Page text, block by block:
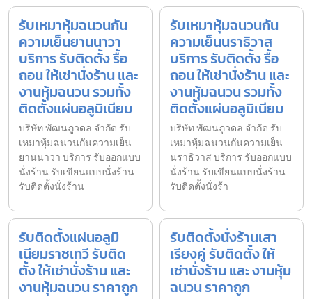
รับเหมาหุ้มฉนวนกัน
ความเย็นยานนาวา
บริการ รับติดตั้ง รื้อ
ถอน ให้เช่านั่งร้าน และ
งานหุ้มฉนวน รวมทั้ง
ติดตั้งแผ่นอลูมิเนียม
บริษัท พัฒนภูวดล จำกัด รับ
เหมาหุ้มฉนวนกันความเย็น
ยานนาวา บริการ รับออกแบบ
นั่งร้าน รับเขียนแบบนั่งร้าน
รับติดตั้งนั่งร้าน
รับเหมาหุ้มฉนวนกัน
ความเย็นนราธิวาส
บริการ รับติดตั้ง รื้อ
ถอน ให้เช่านั่งร้าน และ
งานหุ้มฉนวน รวมทั้ง
ติดตั้งแผ่นอลูมิเนียม
บริษัท พัฒนภูวดล จำกัด รับ
เหมาหุ้มฉนวนกันความเย็น
นราธิวาส บริการ รับออกแบบ
นั่งร้าน รับเขียนแบบนั่งร้าน
รับติดตั้งนั่งร้า
รับติดตั้งแผ่นอลูมิ
เนียมราชเทวี รับติด
ตั้ง ให้เช่านั่งร้าน และ
งานหุ้มฉนวน ราคาถูก
รับติดตั้งนั่งร้านเสา
เรียงคู่ รับติดตั้ง ให้
เช่านั่งร้าน และ งานหุ้ม
ฉนวน ราคาถูก